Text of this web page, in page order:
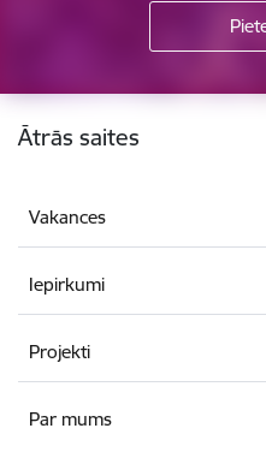
Kājene
Ātrās saites
Vakances
Iepirkumi
Projekti
Par mums